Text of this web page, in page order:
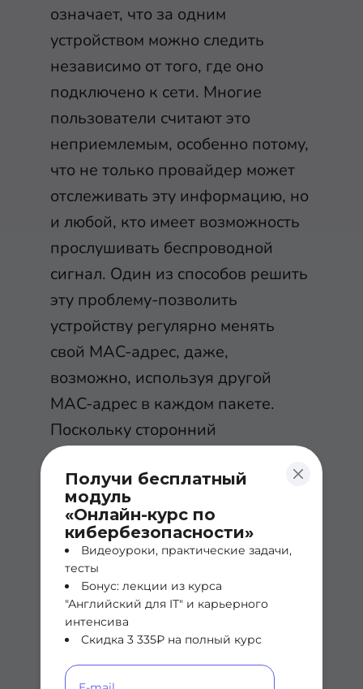
Получи бесплатный
модуль
«Онлайн-курс по
кибербезопасности»
Видеоуроки, практические задачи,
тесты
Бонус: лекции из курса
"Английский для IT" и карьерного
интенсива
Скидка 3 335₽ на полный курс
означает, что за одним
устройством можно следить
независимо от того, где оно
подключено к сети. Многие
пользователи считают это
неприемлемым, особенно потому,
что не только провайдер может
отслеживать эту информацию, но
и любой, кто имеет возможность
прослушивать беспроводной
сигнал. Один из способов решить
эту проблему-позволить
устройству регулярно менять
свой MAC-адрес, даже,
возможно, используя другой
MAC-адрес в каждом пакете.
Поскольку сторонний
пользователь (прослушиватель)
вне сети провайдера не может
угадать" следующий MAC-адрес,
который будет использоваться
любым устройством, он не может
отслеживать конкретное
устройство. Устройство,
использующее рандомизацию
MAC-адресов, также будет